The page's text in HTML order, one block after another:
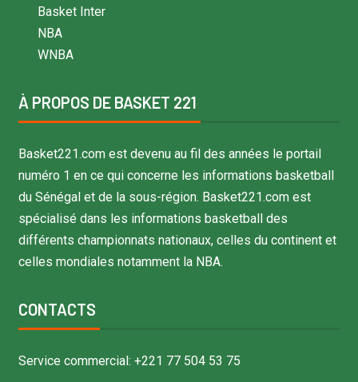
Basket Inter
NBA
WNBA
À PROPOS DE BASKET 221
Basket221.com est devenu au fil des années le portail
numéro 1 en ce qui concerne les informations basketball
du Sénégal et de la sous-région. Basket221.com est
spécialisé dans les informations basketball des
différents championnats nationaux, celles du continent et
celles mondiales notamment la NBA.
CONTACTS
Service commercial: +221 77 504 53 75